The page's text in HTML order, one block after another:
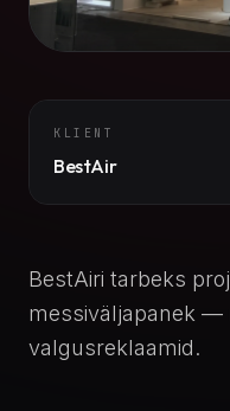
KLIENT
BestAir
BestAiri tarbeks
messiväljapanek —
valgusreklaamid.